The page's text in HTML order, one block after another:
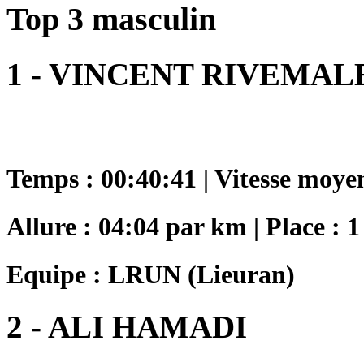
Top 3 masculin
1 - VINCENT
Temps : 00:40:41 | Vitesse
Allure : 04:04 par km | Place : 1
Equipe : LRUN (Lieuran)
2 - ALI HAMADI